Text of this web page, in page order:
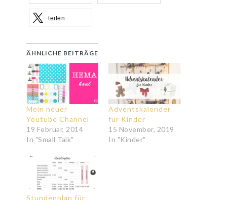
teilen
ÄHNLICHE BEITRÄGE
Mein neuer
Youtube Channel
19 Februar, 2014
In "Small Talk"
Adventskalender
für Kinder
15 November, 2019
In "Kinder"
Stundenplan für